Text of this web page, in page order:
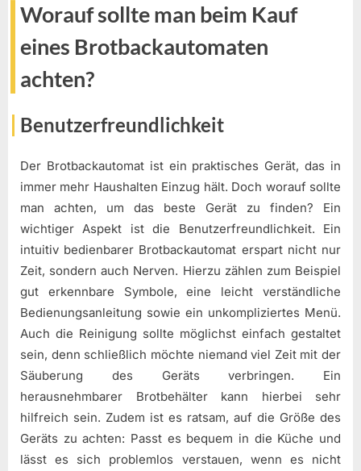
Worauf sollte man beim Kauf
eines Brotbackautomaten
achten?
Benutzerfreundlichkeit
Der Brotbackautomat ist ein praktisches Gerät, das in
immer mehr Haushalten Einzug hält. Doch worauf sollte
man achten, um das beste Gerät zu finden? Ein
wichtiger Aspekt ist die Benutzerfreundlichkeit. Ein
intuitiv bedienbarer Brotbackautomat erspart nicht nur
Zeit, sondern auch Nerven. Hierzu zählen zum Beispiel
gut erkennbare Symbole, eine leicht verständliche
Bedienungsanleitung sowie ein unkompliziertes Menü.
Auch die Reinigung sollte möglichst einfach gestaltet
sein, denn schließlich möchte niemand viel Zeit mit der
Säuberung des Geräts verbringen. Ein
herausnehmbarer Brotbehälter kann hierbei sehr
hilfreich sein. Zudem ist es ratsam, auf die Größe des
Geräts zu achten: Passt es bequem in die Küche und
lässt es sich problemlos verstauen, wenn es nicht